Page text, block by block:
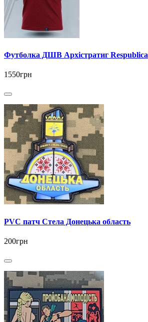
Футболка ДШВ Архістратиг Respublica
1550грн
PVC патч Стела Донецька область
200грн